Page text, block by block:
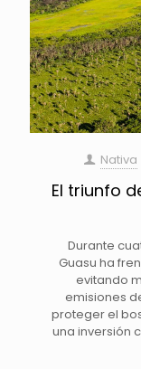
Nativa
El triunfo
Durante
Guasu ha
evitando
emisiones
proteger el
una inversión